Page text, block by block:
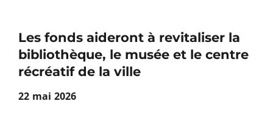
Les fonds aideront à revitaliser la
bibliothèque, le musée et le centre
récréatif de la ville
22 mai 2026